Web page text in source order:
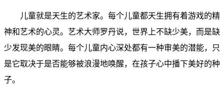
儿童就是天生的艺术家。每个儿童都天生拥有着游戏的精
神和艺术的心灵。艺术大师罗丹说，世界上不缺少美，而是缺
少发现美的眼睛。每个儿童内心深处都有一种审美的潜能，只
是它取决于是否能够被浪漫地唤醒，在孩子心中播下美好的种
子。